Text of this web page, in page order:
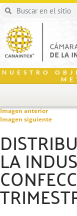
NUESTRO
Imagen anterior
Imagen siguiente
LA